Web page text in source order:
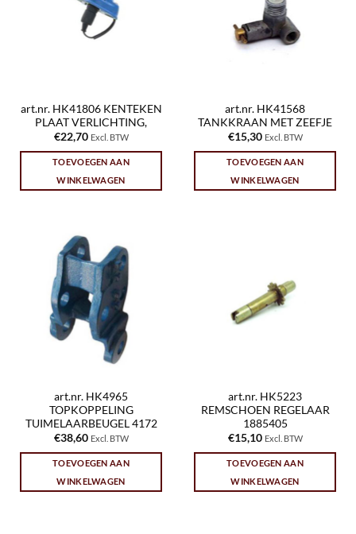
art.nr. HK41806 KENTEKEN
PLAAT VERLICHTING,
€22,70 Excl. BTW
TOEVOEGEN AAN
WINKELWAGEN
art.nr. HK41568
TANKKRAAN MET ZEEFJE
€15,30 Excl. BTW
TOEVOEGEN AAN
WINKELWAGEN
art.nr. HK4965
TOPKOPPELING
TUIMELAARBEUGEL 4172
€38,60 Excl. BTW
TOEVOEGEN AAN
WINKELWAGEN
art.nr. HK5223
REMSCHOEN REGELAAR
1885405
€15,10 Excl. BTW
TOEVOEGEN AAN
WINKELWAGEN